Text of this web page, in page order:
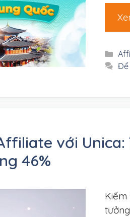
Để
với Unica:
46%